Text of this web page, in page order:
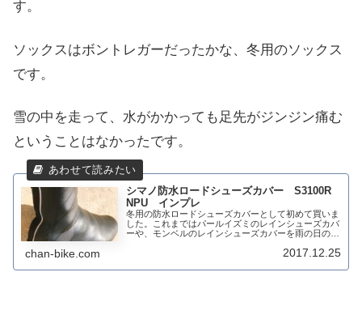
す。
ソックスはボントレガーだったかな、冬用のソックス
です。
雪の中を走って、水がかかっても足先がジンジン痛む
ということはなかったです。
シマノ防水ロードシューズカバー S3100R
NPU インプレ
冬用の防水ロードシューズカバーとして初めて買いま
した。これまではパールイズミのレインシューズカバ
ーや、モンベルのレインシューズカバーを雨の日の通
間部では雨や雪となることもめずらしくありませ
chan-bike.com 2017.12.25